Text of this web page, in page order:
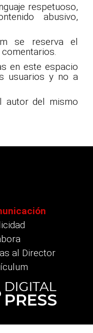
respetuoso,
abusivo,
se reserva el
en este espacio
usuarios y no a
autor del mismo
al Director